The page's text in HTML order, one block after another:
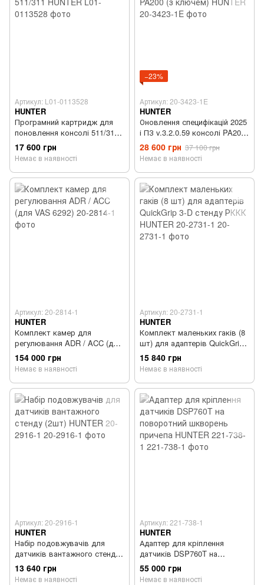
Артикул: L01-0113528
HUNTER
Програмний картридж для
поновлення консолі 511/311
HUNTER
17 600 грн
Немає в наявності
−23%
Артикул: 20-3423-1E
HUNTER
Оновлення специфікацій 2025
і ПЗ v.3.2.0.59 консолі PA200
(з ключем) HUNTER
28 600 грн 37 100 грн
Немає в наявності
Артикул: 20-2814-1
HUNTER
Комплект камер для
регулювання ADR / ACC (для
VAS 6292)
154 000 грн
Немає в наявності
Артикул: 20-2731-1
HUNTER
Комплект маленьких гаків (8
шт) для адаптерів QuickGrip
3-D стенду РККК HUNTER 20-
2731-1
15 840 грн
Немає в наявності
Артикул: 20-2916-1
HUNTER
Набір подовжувачів для
датчиків вантажного стенду
(2шт) HUNTER 20-2916-1
13 640 грн
Немає в наявності
Артикул: 221-738-1
HUNTER
Адаптер для кріплення
датчиків DSP760T на
поворотний шкворень
причепа HUNTER 221-738-1
55 000 грн
Немає в наявності